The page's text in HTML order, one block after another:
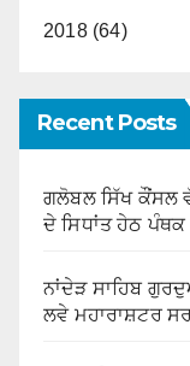
2018 (64)
Recent Posts
ਗਲੋਬਲ ਸਿੱਖ ਕੌਂਸਲ
ਦੇ ਸਿਧਾਂਤ ਹੇਠ
ਨਾਂਦੇੜ ਸਾਹਿਬ
ਲਵੇ ਮਹਾਰਾਸ਼ਟਰ